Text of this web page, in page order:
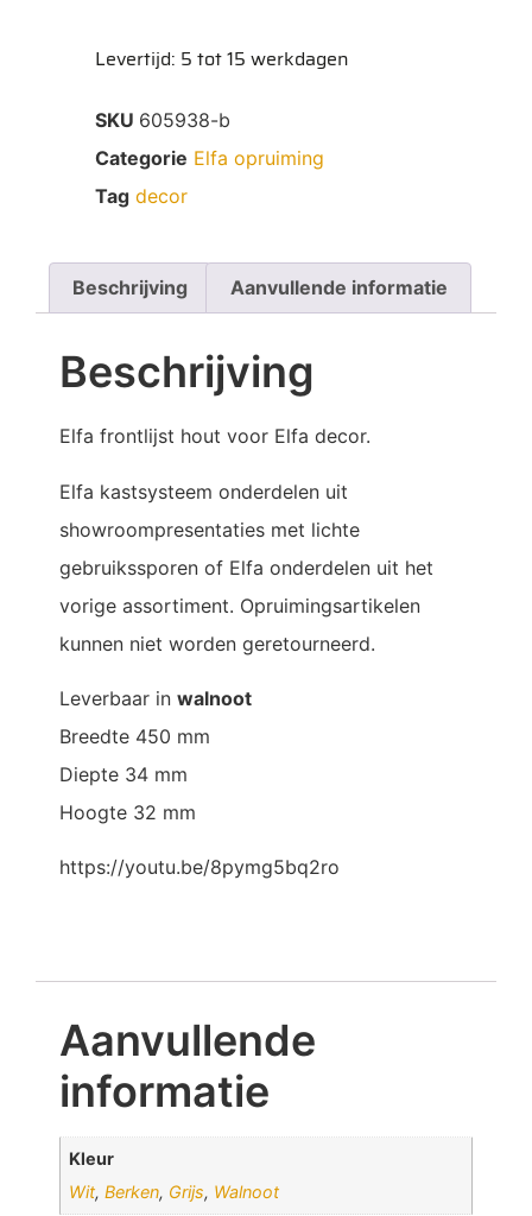
Levertijd: 5 tot 15 werkdagen
SKU 605938-b
Categorie Elfa opruiming
Tag decor
Beschrijving Aanvullende informatie
Beschrijving
Elfa frontlijst hout voor Elfa decor.
Elfa kastsysteem onderdelen uit
showroompresentaties met lichte
gebruikssporen of Elfa onderdelen uit het
vorige assortiment. Opruimingsartikelen
kunnen niet worden geretourneerd.
Leverbaar in walnoot
Breedte 450 mm
Diepte 34 mm
Hoogte 32 mm
https://youtu.be/8pymg5bq2ro
Aanvullende
informatie
Kleur
Wit,Berken, Grijs, Walnoot